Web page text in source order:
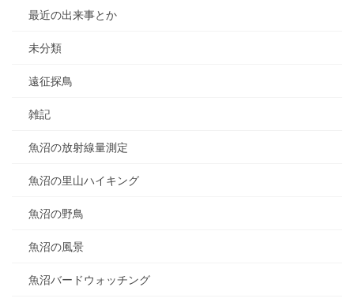
最近の出来事とか
未分類
遠征探鳥
雑記
魚沼の放射線量測定
魚沼の里山ハイキング
魚沼の野鳥
魚沼の風景
魚沼バードウォッチング